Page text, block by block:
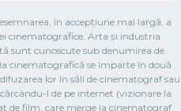
în accepțiune mai largă, a
cinematografice. Arta și industria
sunt cunoscute sub denumirea de
cinematografică se împarte în două
lor în săli de cinematograf sau
l de pe internet (vizionare la
de film, care merge la cinematograf